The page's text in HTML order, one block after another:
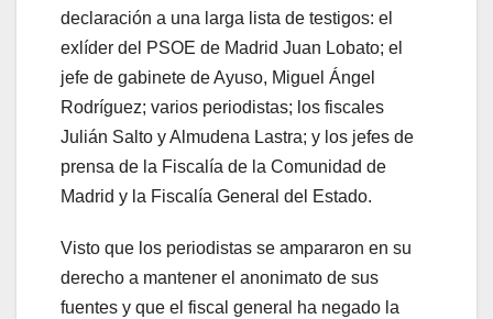
declaración a una larga lista de testigos: el
exlíder del PSOE de Madrid Juan Lobato; el
jefe de gabinete de Ayuso, Miguel Ángel
Rodríguez; varios periodistas; los fiscales
Julián Salto y Almudena Lastra; y los jefes de
prensa de la Fiscalía de la Comunidad de
Madrid y la Fiscalía General del Estado.
Visto que los periodistas se ampararon en su
derecho a mantener el anonimato de sus
fuentes y que el fiscal general ha negado la